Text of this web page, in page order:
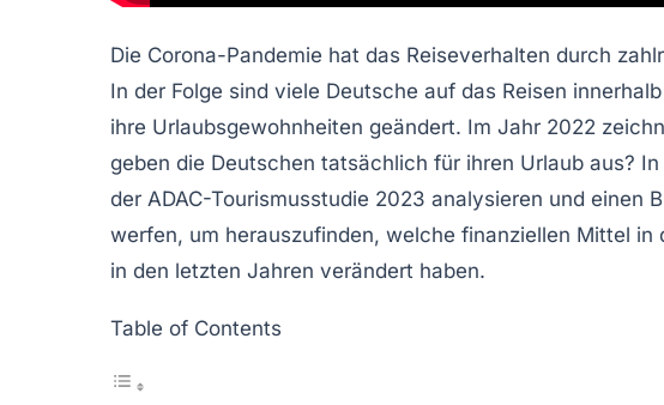
Die Corona-Pandemie hat das Reiseverhalten durch
In der Folge sind viele Deutsche auf das Reisen
ihre Urlaubsgewohnheiten geändert. Im Jahr 2022
geben die Deutschen tatsächlich für ihren Urlaub aus?
der ADAC-Tourismusstudie 2023 analysieren und einen
werfen, um herauszufinden, welche finanziellen Mittel
in den letzten Jahren verändert haben.
Table of Contents